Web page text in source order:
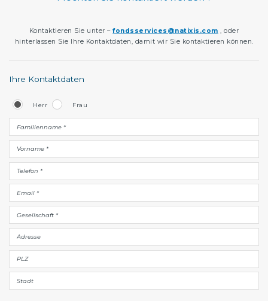
Kontaktieren Sie unter –fondsservices@natixis.com , oder
hinterlassen Sie Ihre Kontaktdaten, damit wir Sie kontaktieren können.
Ihre Kontaktdaten
Herr Frau